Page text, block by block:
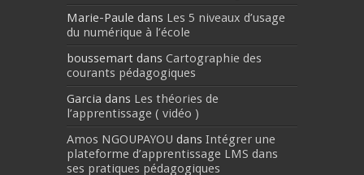
Marie-Paule dans Les 5 niveaux d’usage
du numérique à l’école
boussemart dans Cartographie des
courants pédagogiques
Garcia dans Les théories de
l’apprentissage ( vidéo )
Amos NGOUPAYOU dans Intégrer une
plateforme d’apprentissage LMS dans
ses pratiques pédagogiques